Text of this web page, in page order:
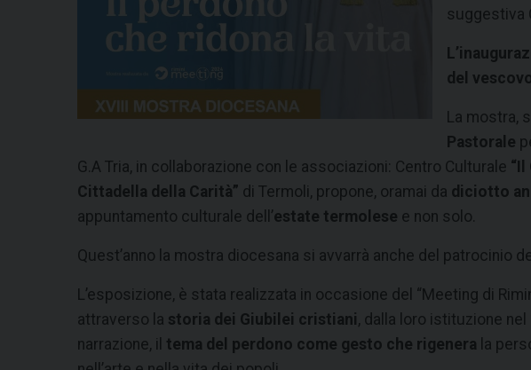
suggestiva
del
La mostra,
Pastorale
G.A Tria, in collaborazione con le associazioni: Centro Culturale “Il
Cittadella della Carità” di Termoli, propone, oramai da diciotto
appuntamento culturale dell’estate termolese e non solo.
Quest’anno la mostra diocesana si avvarrà anche del patrocinio
L’esposizione, è stata realizzata in occasione del “Meeting di
attraverso la storia dei Giubilei cristiani, dalla loro istituzione nel
narrazione, il tema del perdono come gesto che rigenera la